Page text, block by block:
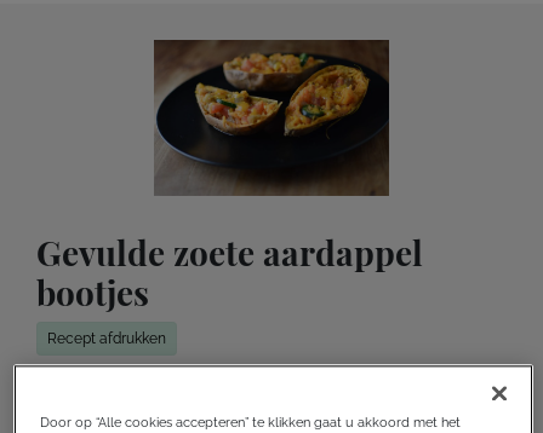
Gevulde zoete aardappel
bootjes
Recept afdrukken
Door op “Alle cookies accepteren” te klikken gaat u akkoord met het